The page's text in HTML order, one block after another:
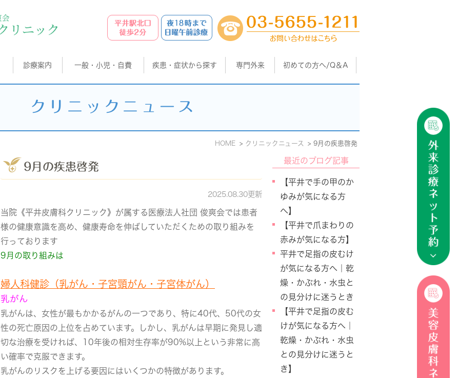
診療案内 一般・小児・自費 疾患・症状から探す 専門外来 初めての方へ/Q＆A
クリニックニュース
HOME クリニックニュース 9月の疾患啓発
9月の疾患啓発
2025.08.30更新
当院《平井皮膚科クリニック》が属する医療法人社団 俊爽会では患者
様の健康意識を高め、健康寿命を伸ばしていただくための取り組みを
行っております
9月の取り組みは
婦人科健診（乳がん・子宮頸がん・子宮体がん）
乳がん
乳がんは、女性が最もかかるがんの一つであり、特に40代、50代の女
性の死亡原因の上位を占めています。しかし、乳がんは早期に発見し適
切な治療を受ければ、10年後の相対生存率が90%以上という非常に高
い確率で克服できます。
乳がんのリスクを上げる要因にはいくつかの特徴があります。
最近のブログ記事
【平井で手の甲のか
ゆみが気になる方
へ】
【平井で爪まわりの
赤みが気になる方】
平井で足指の皮むけ
が気になる方へ｜乾
燥・かぶれ・水虫と
の見分けに迷うとき
【平井で足指の皮む
けが気になる方へ｜
乾燥・かぶれ・水虫
との見分けに迷うと
き】